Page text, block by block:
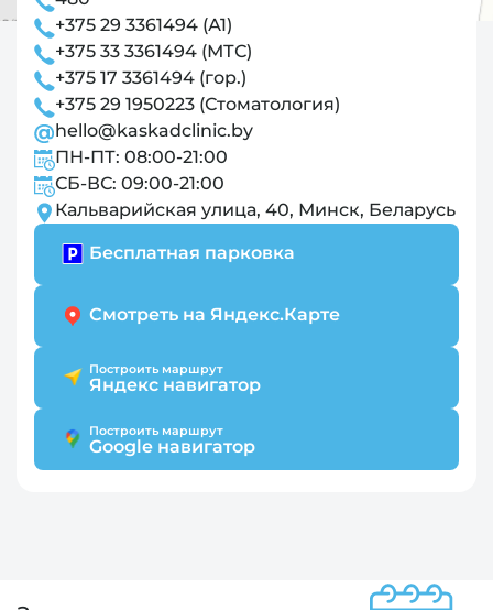
+375 29 3361494 (А1)
+375 33 3361494 (МТС)
+375 17 3361494 (гор.)
+375 29 1950223 (Стоматология)
hello@kaskadclinic.by
ПН-ПТ: 08:00-21:00
СБ-ВС: 09:00-21:00
Кальварийская улица, 40, Минск, Беларусь
Бесплатная парковка
Смотреть на Яндекс.Карте
Построить маршрут
Яндекс навигатор
Построить маршрут
Google навигатор